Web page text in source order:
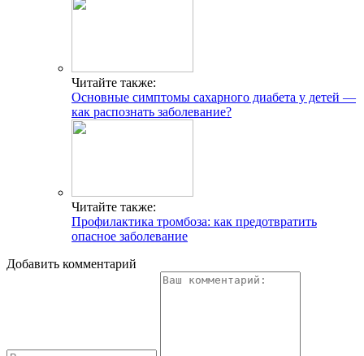
Читайте также:
Основные симптомы сахарного диабета у детей —
как распознать заболевание?
Читайте также:
Профилактика тромбоза: как предотвратить
опасное заболевание
Добавить комментарий